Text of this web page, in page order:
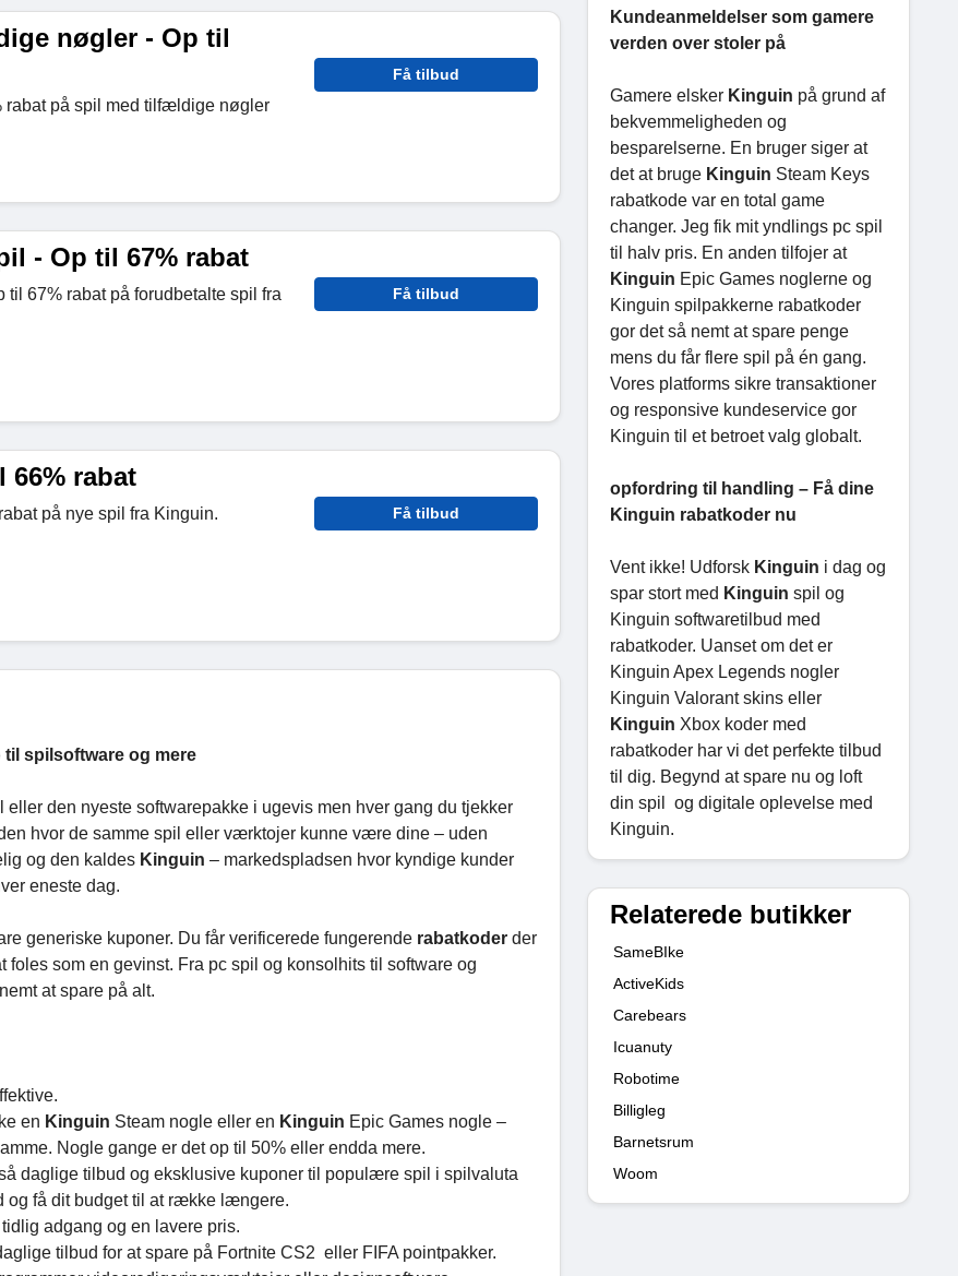
nøgler - Op til
rabat på spil med tilfældige nøgler
Få tilbud
- Op til 67% rabat
til 67% rabat på forudbetalte spil fra
Få tilbud
66% rabat
på nye spil fra Kinguin. Få tilbud
spilsoftware og mere
den nyeste softwarepakke i ugevis men hver gang du tjekker
hvor de samme spil eller værktojer kunne være dine – uden
og den kaldes Kinguin – markedspladsen hvor kyndige kunder
eneste dag.
generiske kuponer. Du får verificerede fungerende rabatkoder der
som en gevinst. Fra pc spil og konsolhits til software og
at spare på alt.
en Kinguin Steam nogle eller en Kinguin Epic Games nogle –
Nogle gange er det op til 50% eller endda mere.
daglige tilbud og eksklusive kuponer til populære spil i spilvaluta
og få dit budget til at række længere.
adgang og en lavere pris.
tilbud for at spare på Fortnite CS2 eller FIFA pointpakker.
Kundeanmeldelser som gamere
verden over stoler på
Gamere elsker Kinguin på grund af
bekvemmeligheden og
besparelserne. En bruger siger at
det at bruge Kinguin Steam Keys
rabatkode var en total game
changer. Jeg fik mit yndlings pc spil
til halv pris. En anden tilfojer at
Kinguin Epic Games noglerne og
Kinguin spilpakkerne rabatkoder
gor det så nemt at spare penge
mens du får flere spil på én gang.
Vores platforms sikre transaktioner
og responsive kundeservice gor
Kinguin til et betroet valg globalt.
opfordring til handling – Få dine
Kinguin rabatkoder nu
Vent ikke! Udforsk Kinguin i dag og
spar stort med Kinguin spil og
Kinguin softwaretilbud med
rabatkoder. Uanset om det er
Kinguin Apex Legends nogler
Kinguin Valorant skins eller
Kinguin Xbox koder med
rabatkoder har vi det perfekte tilbud
til dig. Begynd at spare nu og loft
din spil og digitale oplevelse med
Kinguin.
Relaterede butikker
SameBIke
ActiveKids
Carebears
Icuanuty
Robotime
Billigleg
Barnetsrum
Woom